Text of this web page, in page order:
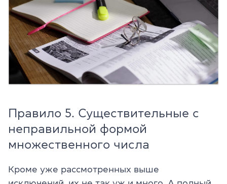
Правило 5. Существительные с
неправильной формой
множественного числа
Кроме уже рассмотренных выше